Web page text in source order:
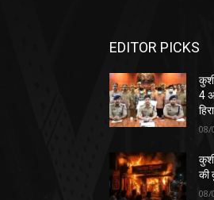
EDITOR PICKS
4
08/
की
08/